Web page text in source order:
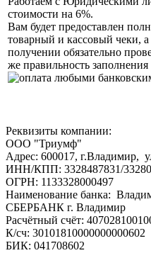
стоимости на 6%.
Вам будет предоставлен
товарный и кассовый чеки,
получении обязательно
же правильность
Реквизиты компании:
ООО "Триумф"
Адрес: 600017, г.Владимир,
ИНН/КПП: 3328487831/
ОГРН: 1133328000497
Наименование банка:
СБЕРБАНК г. Владимир
Расчётный счёт:
К/сч: 30101810000000000602
БИК: 041708602